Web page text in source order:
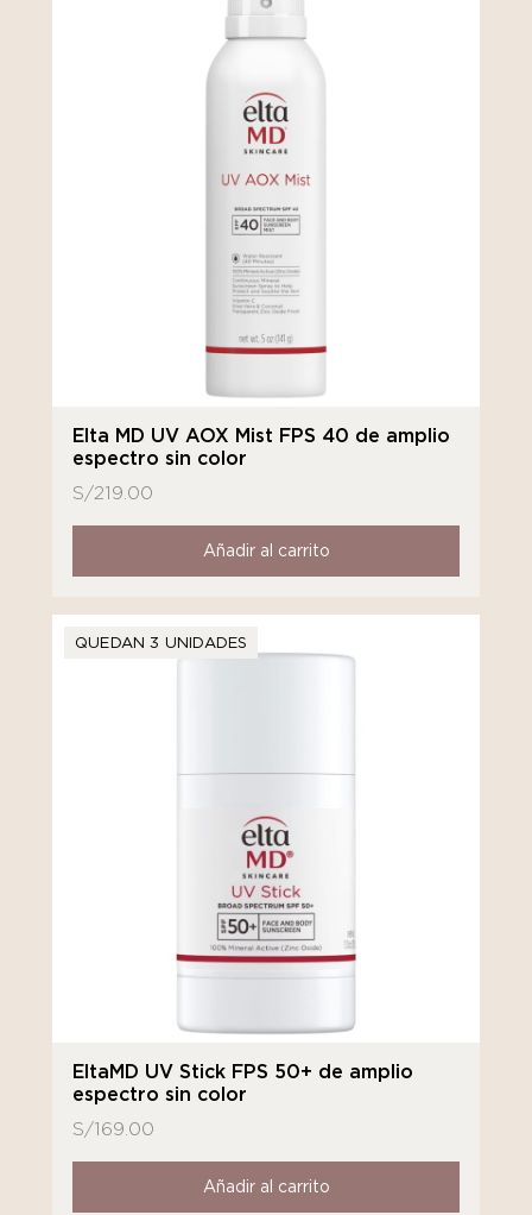
Elta MD UV AOX Mist FPS 40 de amplio
espectro sin color
S/219.00
Añadir al carrito
QUEDAN 3 UNIDADES
EltaMD UV Stick FPS 50+ de amplio
espectro sin color
S/169.00
Añadir al carrito